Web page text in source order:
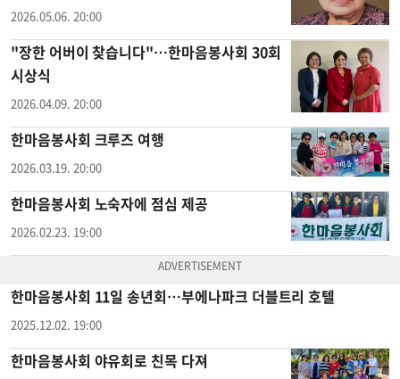
2026.05.06. 20:00
"장한 어버이 찾습니다"…한마음봉사회 30회
시상식
2026.04.09. 20:00
한마음봉사회 크루즈 여행
2026.03.19. 20:00
한마음봉사회 노숙자에 점심 제공
2026.02.23. 19:00
한마음봉사회 11일 송년회…부에나파크 더블트리 호텔
2025.12.02. 19:00
한마음봉사회 야유회로 친목 다져